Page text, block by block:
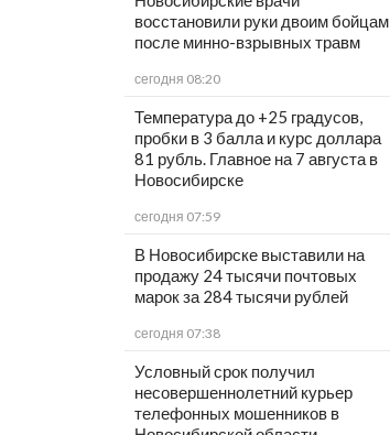
восстановили руки двоим бойцам
после минно-взрывных травм
сегодня 08:20
Температура до +25 градусов,
пробки в 3 балла и курс доллара
81 рубль. Главное на 7 августа в
Новосибирске
сегодня 07:59
В Новосибирске выставили на
продажу 24 тысячи почтовых
марок за 284 тысячи рублей
сегодня 07:38
Условный срок получил
несовершеннолетний курьер
телефонных мошенников в